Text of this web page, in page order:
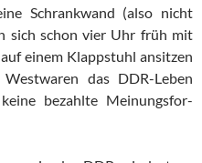
Schrank­wand (also nicht
sich schon vier Uhr früh mit
einem Klapp­stuhl ansitzen
das DDR-Leben
bezahlte Mei­nungs­for­